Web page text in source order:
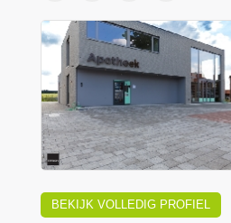
BEKIJK VOLLEDIG PROFIEL